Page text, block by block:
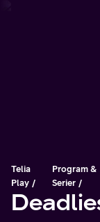
Telia
Play
Program &
Serier